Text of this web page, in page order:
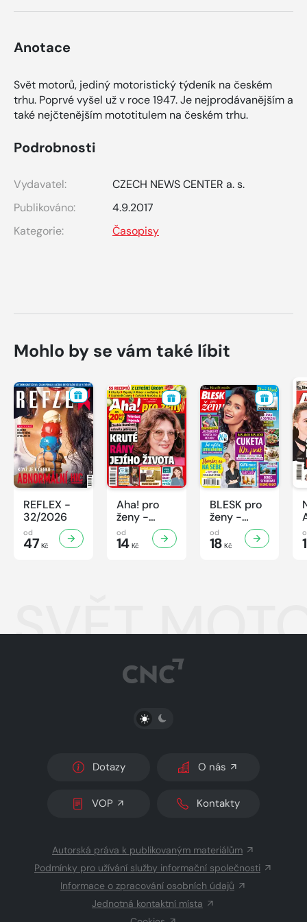
Anotace
Svět motorů, jediný motoristický týdeník na českém
trhu. Poprvé vyšel už v roce 1947. Je nejprodávanějším a
také nejčtenějším mototitulem na českém trhu.
Podrobnosti
Vydavatel:
CZECH NEWS CENTER a. s.
Publikováno:
4.9.2017
Kategorie:
Časopisy
Mohlo by se vám také líbit
REFLEX -
32/2026
od
47 Kč
Aha! pro
ženy -
32/2026
od
14Kč
BLESK pro
ženy -
32/2026
od
18 Kč
SVĚT
PŘEPNOUT SVĚTLÝ/TMAVÝ REŽIM
Dotazy O nás
VOP Kontakty
Autorská práva k publikovaným materiálům
Podmínky pro užívání služby informační společnosti
Informace o zpracování osobních údajů
Jednotná kontaktní místa